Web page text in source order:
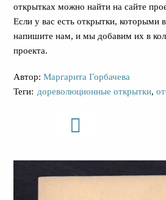
открытках можно найти на сайте
Если у вас есть открытки, которыми
напишите нам, и мы добавим их в
проекта.
Автор: Маргарита Горбачева
Теги: дореволюционные открытки,